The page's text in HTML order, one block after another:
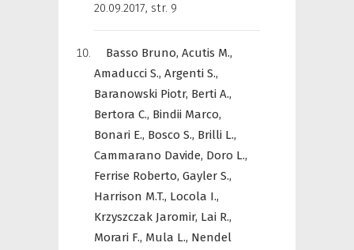
20.09.2017, str. 9
Basso Bruno, Acutis M.,
Amaducci S., Argenti S.,
Baranowski Piotr, Berti A.,
Bertora C., Bindii Marco,
Bonari E., Bosco S., Brilli L.,
Cammarano Davide, Doro L.,
Ferrise Roberto, Gayler S.,
Harrison M.T., Locola I.,
Krzyszczak Jaromir, Lai R.,
Morari F., Mula L., Nendel